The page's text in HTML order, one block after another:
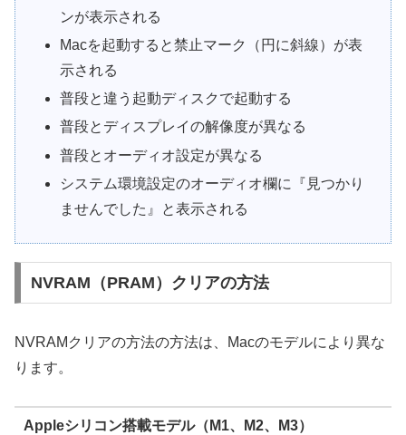
ンが表示される
Macを起動すると禁止マーク（円に斜線）が表
示される
普段と違う起動ディスクで起動する
普段とディスプレイの解像度が異なる
普段とオーディオ設定が異なる
システム環境設定のオーディオ欄に『見つかり
ませんでした』と表示される
NVRAM（PRAM）クリアの方法
NVRAMクリアの方法の方法は、Macのモデルにより異な
ります。
Appleシリコン搭載モデル（M1、M2、M3）